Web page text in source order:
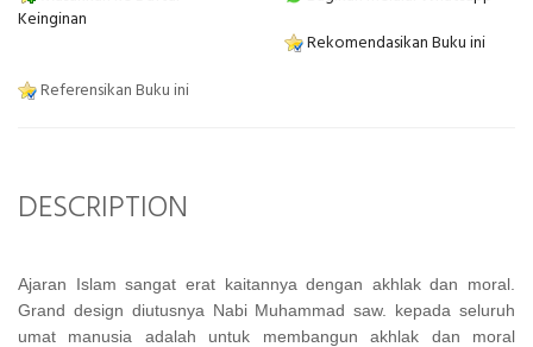
Keinginan
Rekomendasikan Buku ini
Referensikan Buku ini
DESCRIPTION
Ajaran Islam sangat erat kaitannya dengan akhlak dan moral.
Grand design diutusnya Nabi Muhammad saw. kepada seluruh
umat manusia adalah untuk membangun akhlak dan moral